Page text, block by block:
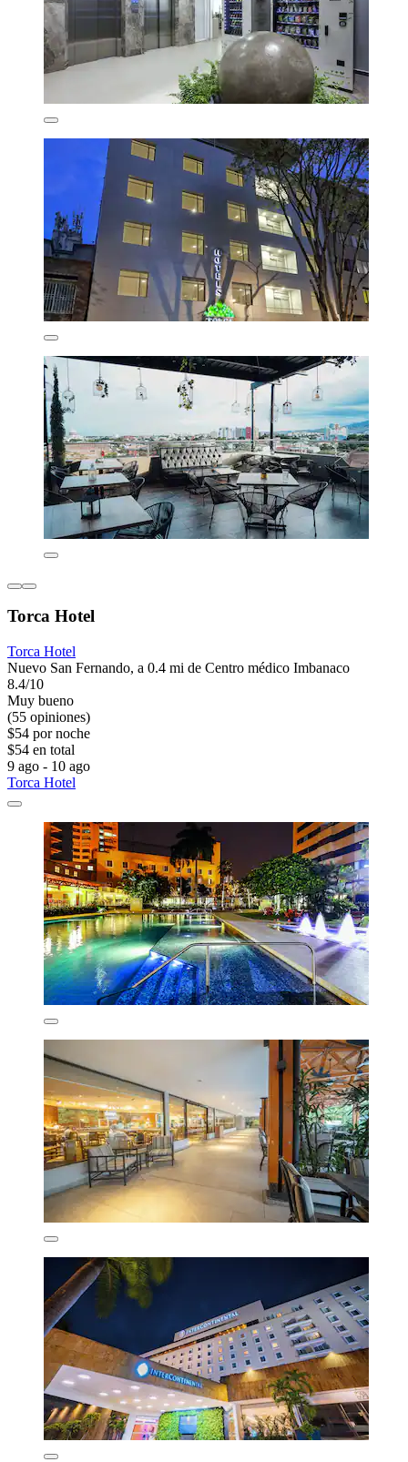
Torca Hotel
Torca Hotel
Nuevo San Fernando, a 0.4 mi de Centro médico Imbanaco
8.4/10
Muy bueno
(55 opiniones)
$54 por noche
$54 en total
9 ago - 10 ago
Torca Hotel